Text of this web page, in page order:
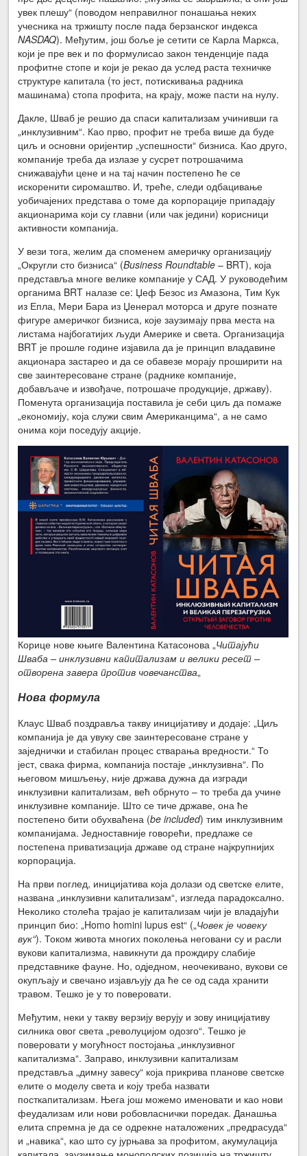
увек плешу“ (поводом неправилног понашања неких
учесника на тржишту после пада берзанског индекса
NASDAQ). Међутим, још боље је сетити се Карла Маркса,
који је пре век и по формулисао закон тенденције пада
профитне стопе и који је рекао да услед раста техничке
структуре капитала (то јест, потискивања радника
машинама) стопа профита, на крају, може пасти на нулу.
Дакле, Шваб је решио да спаси капитализам учинивши га
„инклузивним“. Као прво, профит не треба више да буде
циљ и основни оријентир „успешности“ бизниса. Као друго,
компаније треба да излазе у сусрет потрошачима
снижавајући цене и на тај начин постепено ће се
искоренити сиромаштво. И, треће, следи одбацивање
уобичајених представа о томе да корпорације припадају
акционарима који су главни (или чак једини) корисници
активности компанија.
У вези тога, желим да споменем америчку организацију
„Округли сто бизниса“ (Business Roundtable – BRT), која
представља многе велике компаније у САД. У руководећим
органима BRT налазе се: Џеф Безос из Амазона, Тим Кук
из Епла, Мери Бара из Џенерал моторса и друге познате
фигуре америчког бизниса, које заузимају прва места на
листама најбогатијих људи Америке и света. Организација
BRT је прошле године изјавила да је принцип владавине
акционара застарео и да се обавезе морају проширити на
све заинтересоване стране (раднике компаније,
добављаче и извођаче, потрошаче продукције, државу).
Поменута организација поставила је себи циљ да помаже
„економију, која служи свим Американцима“, а не само
онима који поседују акције.
Корице нове књиге Валентина Катасонова „Читајући
Шваба – инклузивни капитализам и велики ресет –
отворена завера против човечанства„
Нова формула
Клаус Шваб поздравља такву иницијативу и додаје: „Циљ
компанија је да увуку све заинтересоване стране у
заједнички и стабилан процес стварања вредности.“ То
јест, свака фирма, компанија постаје „инклузивна“. По
његовом мишљењу, није држава дужна да изгради
инклузивни капитализам, већ обрнуто – то треба да учине
инклузивне компаније. Што се тиче државе, она ће
постепено бити обухваћена (be included) тим инклузивним
компанијама. Једноставније говорећи, предлаже се
постепена приватизација државе од стране најкрупнијих
корпорација.
На први поглед, иницијатива која долази од светске елите,
названа „инклузивни капитализам“, изгледа парадоксално.
Неколико столећа трајао је капитализам чији је владајући
принцип био: „Homo homini lupus est“ („Човек је човеку
вук“). Током живота многих поколења неговани су и расли
вукови капитализма, навикнути да прождиру слабије
представнике фауне. Но, одједном, неочекивано, вукови се
окупљају и свечано изјављују да ће се од сада хранити
травом. Тешко је у то поверовати.
Међутим, неки у такву верзију верују и зову иницијативу
силника овог света „револуцијом одозго“. Тешко је
поверовати у могућност постојања „инклузивног
капитализма“. Заправо, инклузивни капитализам
представља „димну завесу“ која прикрива планове светске
елите о моделу света и коју треба назвати
посткапитализам. Њега још можемо именовати и као нови
феудализам или нови робовласнички поредак. Данашња
елита спремна је да се одрекне наталожених „предрасуда“
и „навика“, као што су јурњава за профитом, акумулација